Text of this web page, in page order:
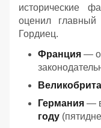
исторические
оценил главный
Гордиец.
Франция —
Германия —
году